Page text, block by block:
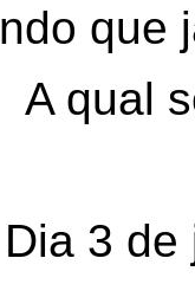
que
A qual
Dia 3 de